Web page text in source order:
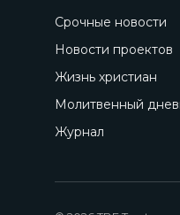
Срочные новости
Новости проектов
Жизнь христиан
Молитвенный
Журнал